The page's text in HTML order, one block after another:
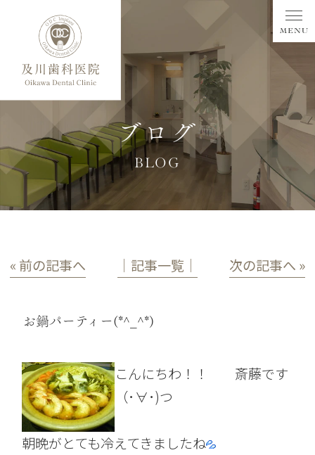
ブログ
BLOG
« 前の記事へ │記事一覧│ 次の記事へ »
お鍋パーティー(*^_^*)
こんにちわ！！ 斎藤です
（･∀･)つ
朝晩がとても冷えてきましたね